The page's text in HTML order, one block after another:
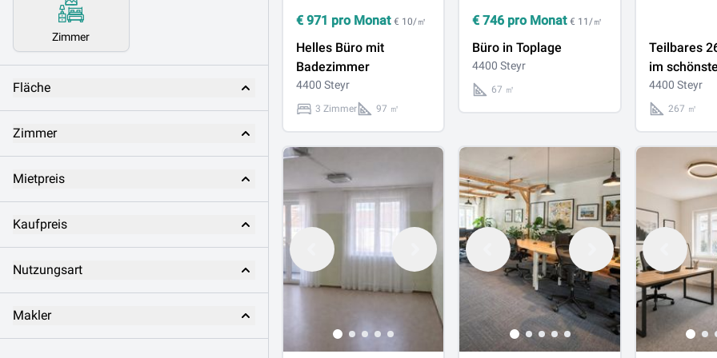
Zimmer
Fläche
Zimmer
Mietpreis
Kaufpreis
Nutzungsart
Makler
€ 971 pro Monat € 10/㎡
Helles Büro mit
Badezimmer
4400 Steyr
3 Zimmer 97 ㎡
€746 pro Monat€ 11/㎡
Büro in Toplage
4400 Steyr
67 ㎡
Teilbares
im
4400 Steyr
267 ㎡